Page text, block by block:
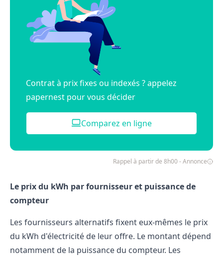
Contrat à prix fixes ou indexés ? appelez
papernest pour vous décider
Comparez en ligne
Rappel à partir de 8h00 - Annonce
Le prix du kWh par fournisseur et puissance de
compteur
Les fournisseurs alternatifs fixent eux-mêmes le prix
du kWh d'électricité de leur offre. Le montant dépend
notamment de la puissance du compteur. Les